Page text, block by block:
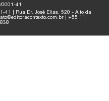
41
41 | Rua Dr. José Elias, 520 - Alto da
| +55 11